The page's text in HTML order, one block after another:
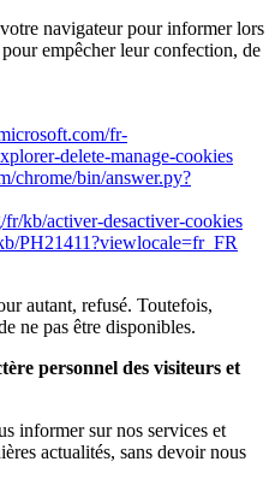
navigateur pour informer lors
empêcher leur confection, de
fr-
delete-manage-cookies
chrome/bin/answer.py?
kb/activer-desactiver-cookies
PH21411?viewlocale=fr_FR
autant, refusé. Toutefois,
ne pas être disponibles.
personnel des visiteurs et
informer sur nos services et
actualités, sans devoir nous